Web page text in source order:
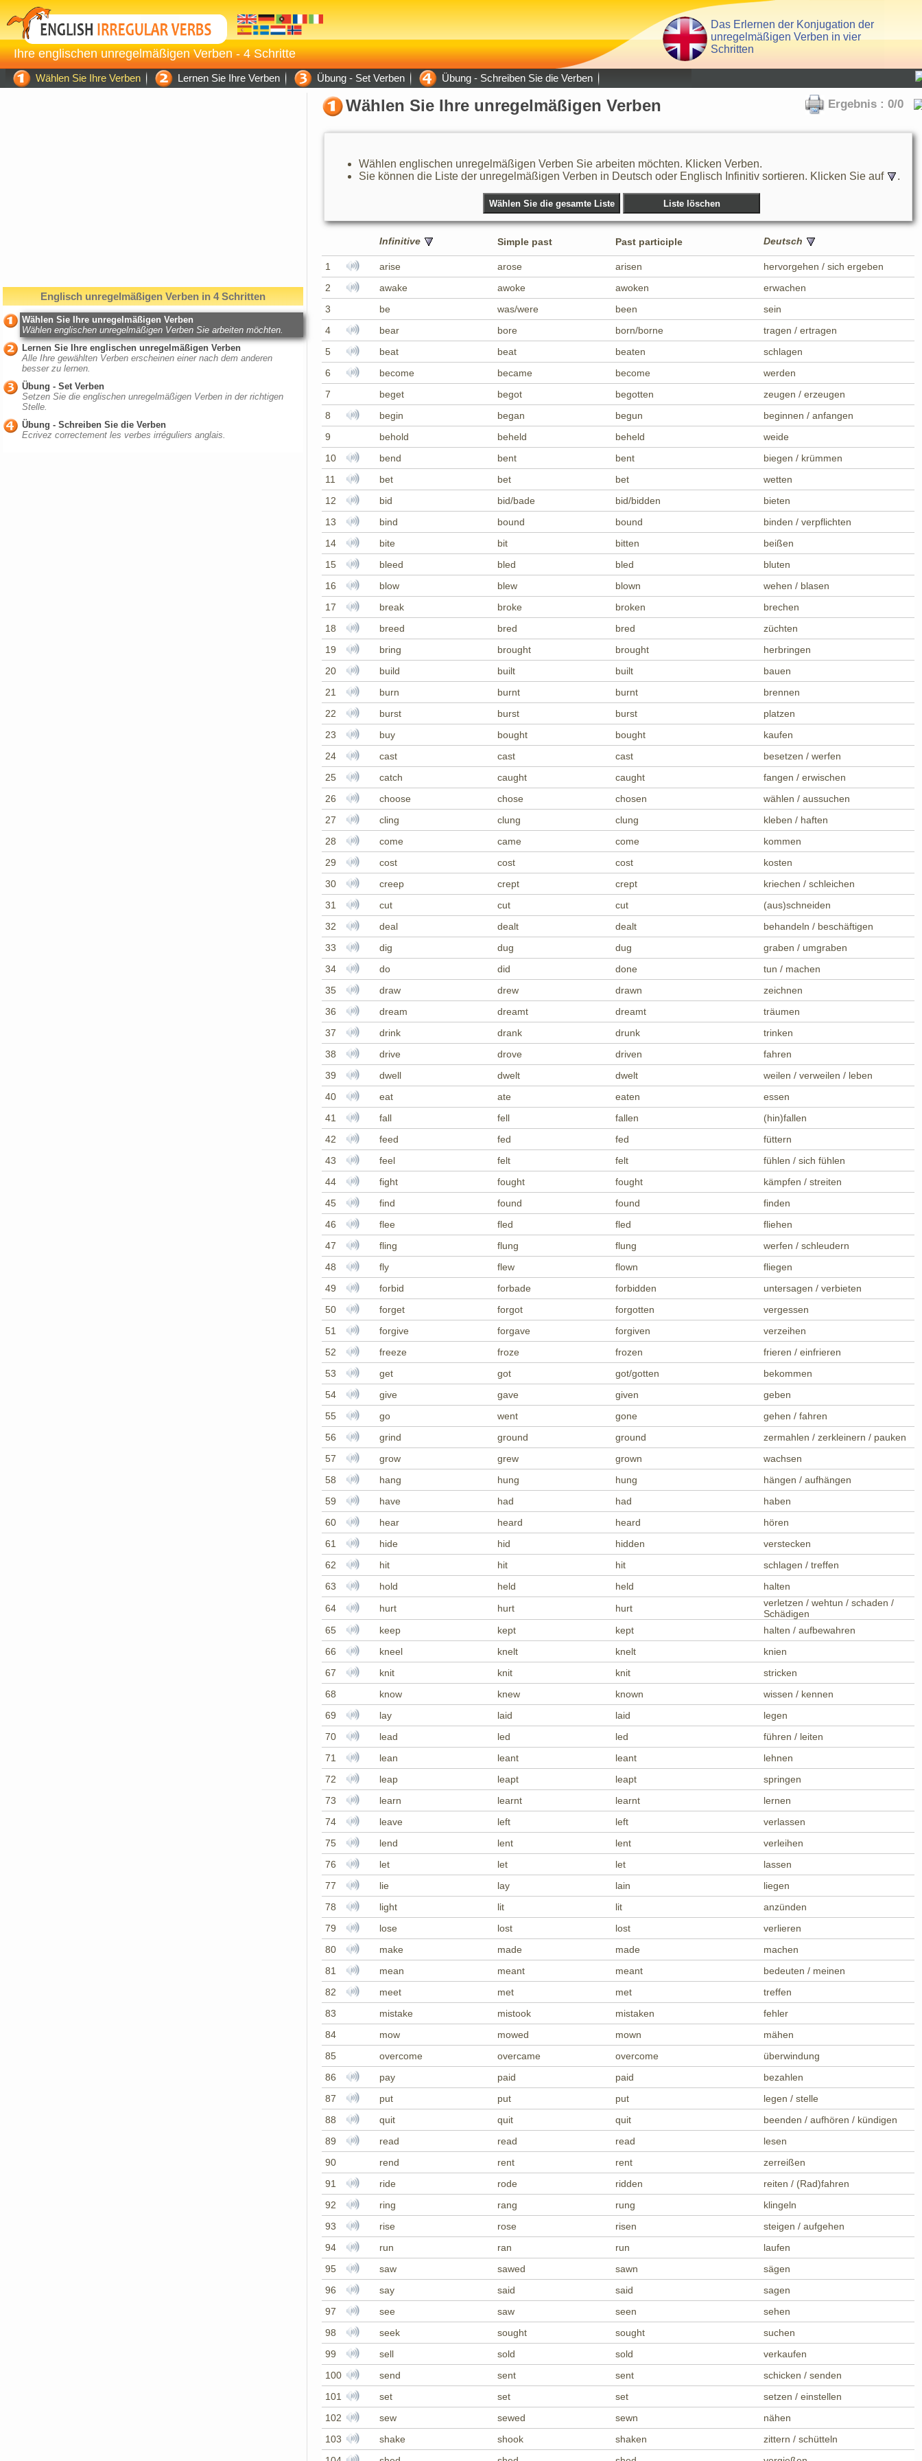
Das Erlernen der Konjugation der
unregelmäßigen Verben in vier
Schritten
Ihre englischen unregelmäßigen Verben - 4 Schritte
Wählen Sie Ihre Verben Lernen Sie Ihre Verben Übung - Set Verben Übung - Schreiben Sie die Verben
Englisch unregelmäßigen Verben in 4 Schritten
Wählen Sie Ihre unregelmäßigen Verben
Wählen englischen unregelmäßigen Verben Sie arbeiten möchten.
Lernen Sie Ihre englischen unregelmäßigen Verben
Alle Ihre gewählten Verben erscheinen einer nach dem anderen
besser zu lernen.
Übung - Set Verben
Setzen Sie die englischen unregelmäßigen Verben in der richtigen
Stelle.
Übung - Schreiben Sie die Verben
Ecrivez correctement les verbes irréguliers anglais.
Wählen Sie Ihre unregelmäßigen Verben Ergebnis : 0/0
Wählen englischen unregelmäßigen Verben Sie arbeiten möchten. Klicken Verben.
Sie können die Liste der unregelmäßigen Verben in Deutsch oder Englisch Infinitiv sortieren. Klicken Sie auf
.
Infinitive Simple past Past participle Deutsch
1 arise arose arisen
hervorgehen / sich ergeben
2
awake awoke awoken
erwachen
3
be was/were been
sein
4
bear bore born/borne
tragen / ertragen
5
beat beat beaten
schlagen
6
become became become
werden
7
beget begot begotten
zeugen / erzeugen
8
begin began begun
beginnen / anfangen
9
behold beheld beheld
weide
10
bend bent bent
biegen / krümmen
11
bet bet bet
wetten
12
bid bid/bade bid/bidden
bieten
13
bind bound bound
binden / verpflichten
14
bite bit bitten
beißen
15
bleed bled bled
bluten
16
blow blew blown
wehen / blasen
17
break broke broken
brechen
18
breed bred bred
züchten
19
bring brought brought
herbringen
20
build built built
bauen
21
burn burnt burnt
brennen
22
burst burst burst
platzen
23
buy bought bought
kaufen
24
cast cast cast
besetzen / werfen
25
catch caught caught
fangen / erwischen
26
choose chose chosen
wählen / aussuchen
27
cling clung clung
kleben / haften
28
come came come
kommen
29
cost cost cost
kosten
30
creep crept crept
kriechen / schleichen
31
cut cut cut
(aus)schneiden
32
deal dealt dealt
behandeln / beschäftigen
33
dig dug dug
graben / umgraben
34
do did done
tun / machen
35
draw drew drawn
zeichnen
36
dream dreamt dreamt
träumen
37
drink drank drunk
trinken
38
drive drove driven
fahren
39
dwell dwelt dwelt
weilen / verweilen / leben
40
eat ate eaten
essen
41
fall fell fallen
(hin)fallen
42
feed fed fed
füttern
43
feel felt felt
fühlen / sich fühlen
44
fight fought fought
kämpfen / streiten
45
find found found
finden
46
flee fled fled
fliehen
47
fling flung flung
werfen / schleudern
48
fly flew flown
fliegen
49
forbid forbade forbidden
untersagen / verbieten
50
forget forgot forgotten
vergessen
51
forgive forgave forgiven
verzeihen
52
freeze froze frozen
frieren / einfrieren
53
get got got/gotten
bekommen
54
give gave given
geben
55
go went gone
gehen / fahren
56
grind ground ground
zermahlen / zerkleinern / pauken
57
grow grew grown
wachsen
58
hang hung hung
hängen / aufhängen
59
have had had
haben
60
hear heard heard
hören
61
hide hid hidden
verstecken
62
hit hit hit
schlagen / treffen
63
hold held held
halten
64
hurt hurt hurt
verletzen / wehtun / schaden /
Schädigen
65
keep kept kept
halten / aufbewahren
66
kneel knelt knelt
knien
67
knit knit knit
stricken
68
know knew known
wissen / kennen
69
lay laid laid
legen
70
lead led led
führen / leiten
71
lean leant leant
lehnen
72
leap leapt leapt
springen
73
learn learnt learnt
lernen
74
leave left left
verlassen
75
lend lent lent
verleihen
76
let let let
lassen
77
lie lay lain
liegen
78
light lit lit
anzünden
79
lose lost lost
verlieren
80
make made made
machen
81
mean meant meant
bedeuten / meinen
82
meet met met
treffen
83
mistake mistook mistaken
fehler
84
mow mowed mown
mähen
85
overcome overcame overcome
überwindung
86
pay paid paid
bezahlen
87
put put put
legen / stelle
88
quit quit quit
beenden / aufhören / kündigen
89
read read read
lesen
90
rend rent rent
zerreißen
91
ride rode ridden
reiten / (Rad)fahren
92
ring rang rung
klingeln
93
rise rose risen
steigen / aufgehen
94
run ran run
laufen
95
saw sawed sawn
sägen
96
say said said
sagen
97
see saw seen
sehen
98
seek sought sought
suchen
99
sell sold sold
verkaufen
100
send sent sent
schicken / senden
101
set set set
setzen / einstellen
102
sew sewed sewn
nähen
103
shake shook shaken
zittern / schütteln